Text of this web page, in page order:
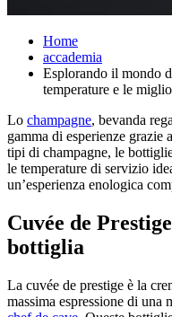
Home
accademia
Esplorando il mondo
temperature e le
Lo champagne, bevanda
gamma di esperienze
tipi di champagne, le
le temperature di servizio
un’esperienza enologica
Cuvée de
bottiglia
La cuvée de prestige è la
massima espressione di una